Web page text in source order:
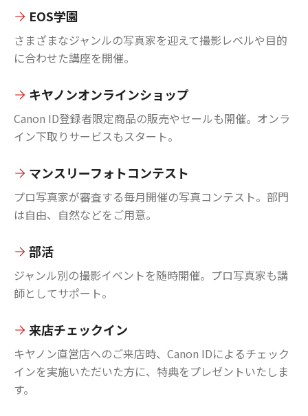
EOS学園
さまざまなジャンルの写真家を迎えて撮影レベルや目的
に合わせた講座を開催。
キヤノンオンラインショップ
Canon ID登録者限定商品の販売やセールも開催。オンラ
イン下取りサービスもスタート。
マンスリーフォトコンテスト
プロ写真家が審査する毎月開催の写真コンテスト。部門
は自由、自然などをご用意。
部活
ジャンル別の撮影イベントを随時開催。プロ写真家も講
師としてサポート。
来店チェックイン
キヤノン直営店へのご来店時、Canon IDによるチェック
インを実施いただいた方に、特典をプレゼントいたしま
す。